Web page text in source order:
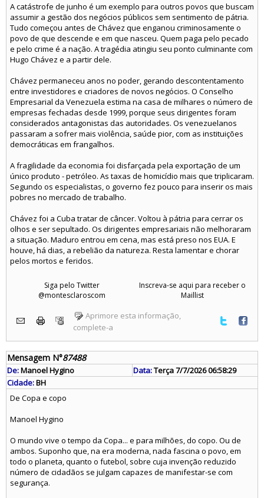
A catástrofe de junho é um exemplo para outros povos que buscam
assumir a gestão dos negócios públicos sem sentimento de pátria.
Tudo começou antes de Chávez que enganou criminosamente o
povo de que descende e em que nasceu. Quem paga pelo pecado
e pelo crime é a nação. A tragédia atingiu seu ponto culminante com
Hugo Chávez e a partir dele.
Chávez permaneceu anos no poder, gerando descontentamento
entre investidores e criadores de novos negócios. O Conselho
Empresarial da Venezuela estima na casa de milhares o número de
empresas fechadas desde 1999, porque seus dirigentes foram
considerados antagonistas das autoridades. Os venezuelanos
passaram a sofrer mais violência, saúde pior, com as instituições
democráticas em frangalhos.
A fragilidade da economia foi disfarçada pela exportação de um
único produto - petróleo. As taxas de homicídio mais que triplicaram.
Segundo os especialistas, o governo fez pouco para inserir os mais
pobres no mercado de trabalho.
Chávez foi a Cuba tratar de câncer. Voltou à pátria para cerrar os
olhos e ser sepultado. Os dirigentes empresariais não melhoraram
a situação. Maduro entrou em cena, mas está preso nos EUA. E
houve, há dias, a rebelião da natureza. Resta lamentar e chorar
pelos mortos e feridos.
Siga pelo Twitter
@montesclaroscom
Inscreva-se aqui para receber o
Maillist
Aprimore esta informação,
complete-a
Mensagem N°87488
De:Manoel Hygino Data:Terça 7/7/2026 06:58:29
Cidade:BH
De Copa e copo
Manoel Hygino
O mundo vive o tempo da Copa... e para milhões, do copo. Ou de
ambos. Suponho que, na era moderna, nada fascina o povo, em
todo o planeta, quanto o futebol, sobre cuja invenção reduzido
número de cidadãos se julgam capazes de manifestar-se com
segurança.